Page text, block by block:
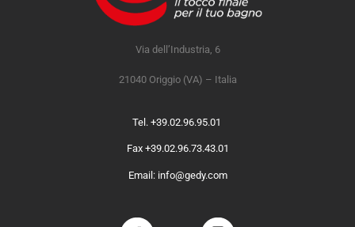
Via dell’Industria, 6
21040 Origgio (VA) – Italia
Tel. +39.02.96.95.01
Fax +39.02.96.73.43.01
Email: info@gedy.com